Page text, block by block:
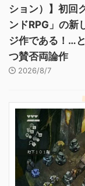
ション）】初回
ンドRPG」の新
ジ作である！…
つ賛否両論作
2026/8/7